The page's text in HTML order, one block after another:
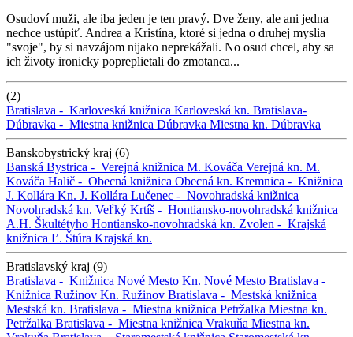
Osudoví muži, ale iba jeden je ten pravý. Dve ženy, ale ani jedna
nechce ustúpiť. Andrea a Kristína, ktoré si jedna o druhej myslia
"svoje", by si navzájom nijako neprekážali. No osud chcel, aby sa
ich životy ironicky popreplietali do zmotanca...
(2)
Bratislava - Karloveská knižnica Karloveská kn. Bratislava-
Dúbravka - Miestna knižnica Dúbravka Miestna kn. Dúbravka
Banskobystrický kraj (6)
Banská Bystrica - Verejná knižnica M. Kováča Verejná kn. M.
Kováča Halič - Obecná knižnica Obecná kn. Kremnica - Knižnica
J. Kollára Kn. J. Kollára Lučenec - Novohradská knižnica
Novohradská kn. Veľký Krtíš - Hontiansko-novohradská knižnica
A.H. Škultétyho Hontiansko-novohradská kn. Zvolen - Krajská
knižnica Ľ. Štúra Krajská kn.
Bratislavský kraj (9)
Bratislava - Knižnica Nové Mesto Kn. Nové Mesto Bratislava -
Knižnica Ružinov Kn. Ružinov Bratislava - Mestská knižnica
Mestská kn. Bratislava - Miestna knižnica Petržalka Miestna kn.
Petržalka Bratislava - Miestna knižnica Vrakuňa Miestna kn.